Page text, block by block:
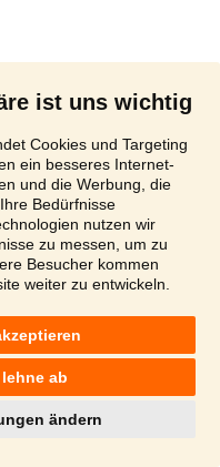
ist uns wichtig
Cookies und Targeting
ein besseres Internet-
und die Werbung, die
Bedürfnisse
nutzen wir
zu messen, um zu
Besucher kommen
weiter zu entwickeln.
ab
ändern